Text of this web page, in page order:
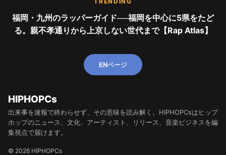
福岡・九州のラッパーガイド──福岡を中心に5県をたど
る。親不孝通りから上京しない世代まで【Rap Atlas】
ENページ
HIPHOPCs
出来事を速報で終わらせず、その意味を読み解く。HIPHOPCsはヒップ
ホップのニュース、文化、アーティスト、リリース、音楽ビジネスを編
集視点で届けます。
© 2026 HIPHOPCs